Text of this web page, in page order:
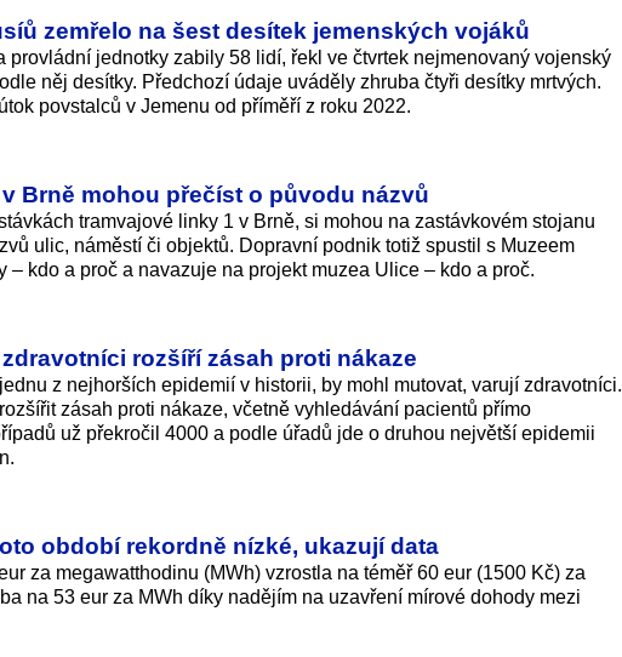
zemřelo na šest desítek jemenských vojáků
provládní jednotky zabily 58 lidí, řekl ve čtvrtek nejmenovaný vojenský
něj desítky. Předchozí údaje uváděly zhruba čtyři desítky mrtvých.
povstalců v Jemenu od příměří z roku 2022.
Brně mohou přečíst o původu názvů
tramvajové linky 1 v Brně, si mohou na zastávkovém stojanu
ulic, náměstí či objektů. Dopravní podnik totiž spustil s Muzeem
– kdo a proč a navazuje na projekt muzea Ulice – kdo a proč.
rozšíří zásah proti nákaze
z nejhorších epidemií v historii, by mohl mutovat, varují zdravotníci.
zásah proti nákaze, včetně vyhledávání pacientů přímo
už překročil 4000 a podle úřadů jde o druhou největší epidemii
období rekordně nízké, ukazují data
za megawatthodinu (MWh) vzrostla na téměř 60 eur (1500 Kč) za
na 53 eur za MWh díky nadějím na uzavření mírové dohody mezi